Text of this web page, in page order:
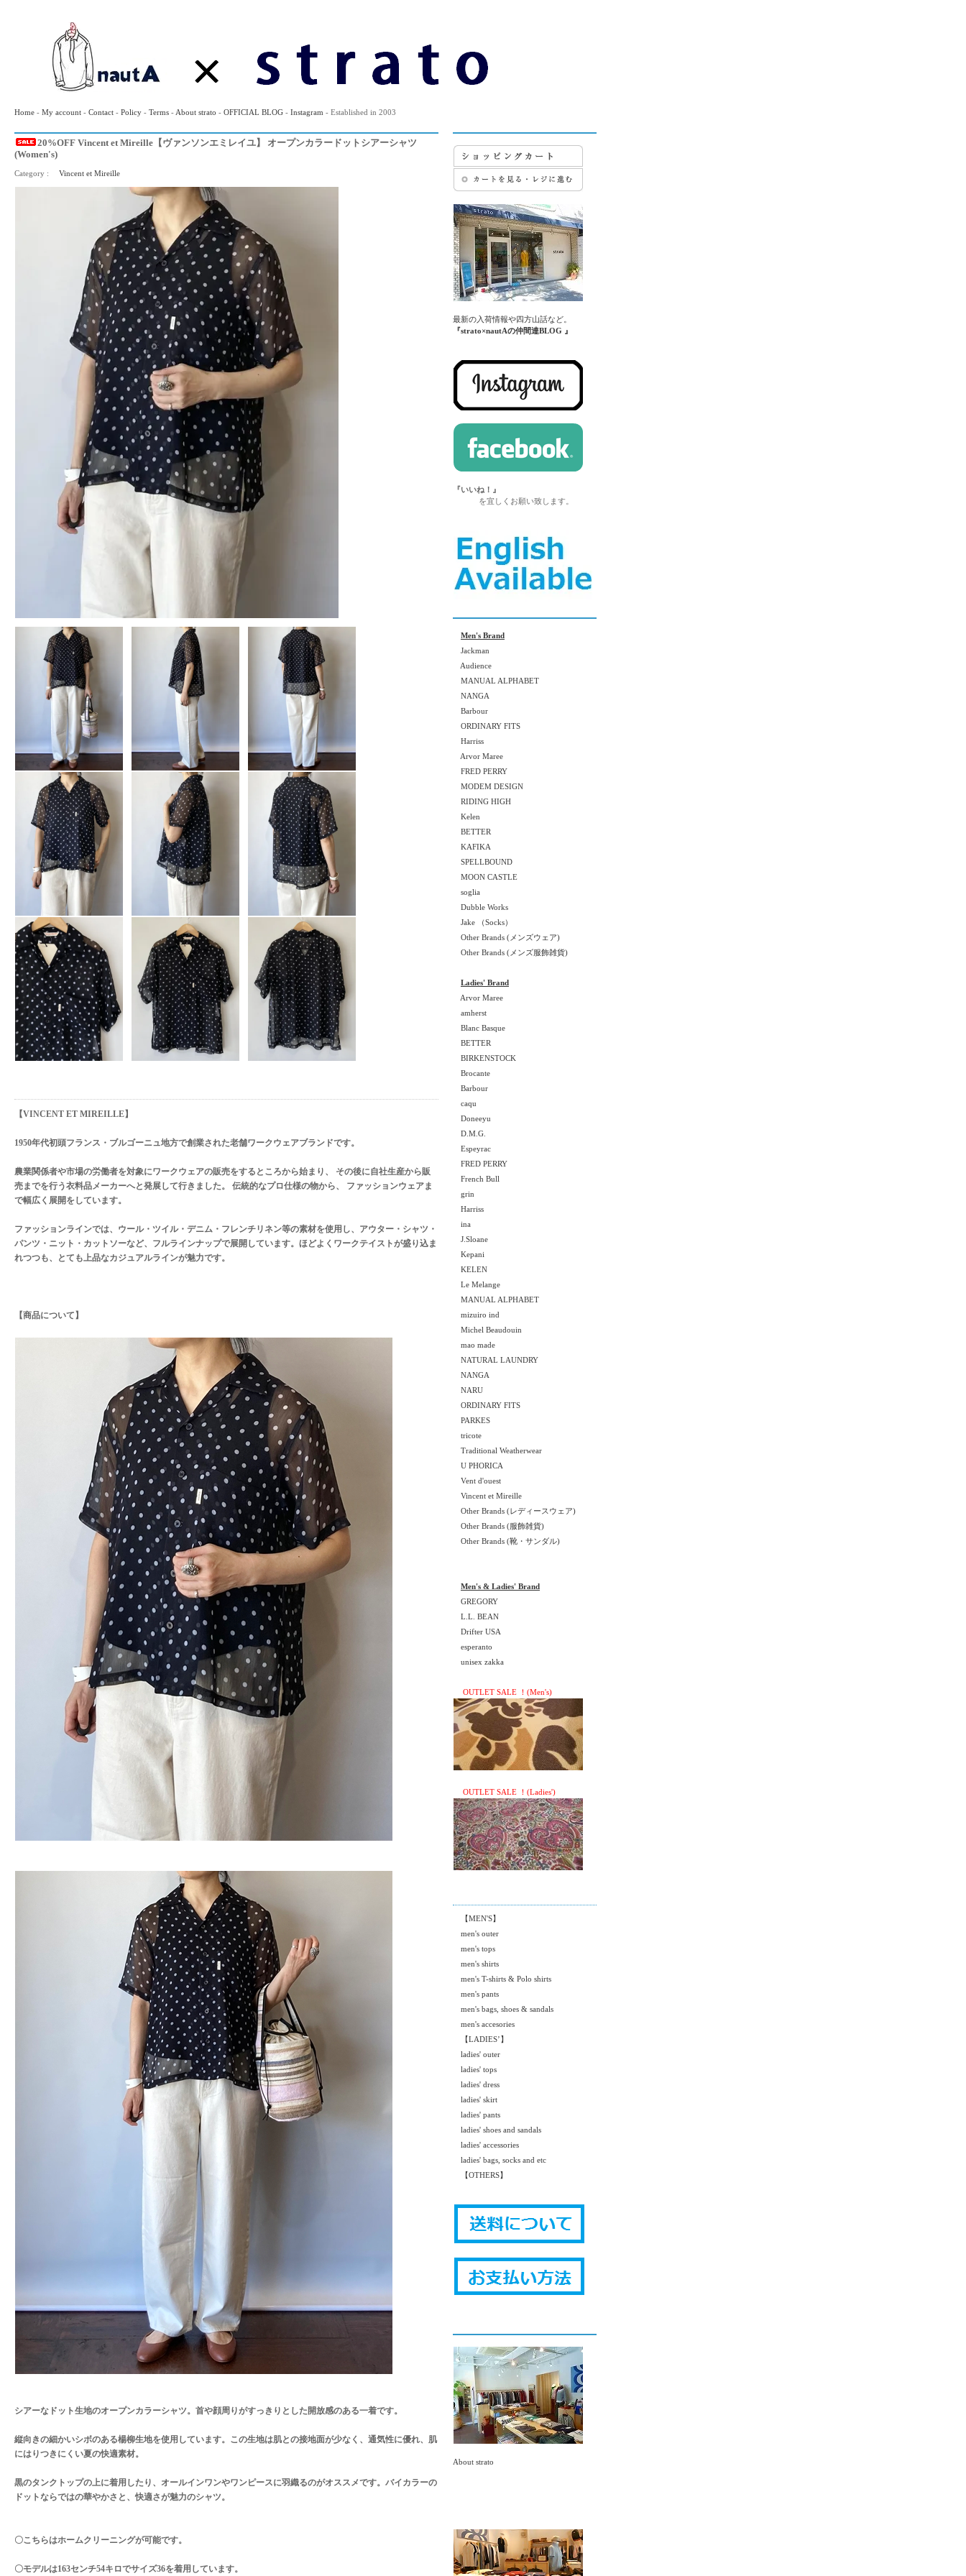
Home - My account - Contact - Policy - Terms - About strato - OFFICIAL BLOG - Instagram - Established in 2003
20%OFF Vincent et Mireille【ヴァンソンエミレイユ】 オープンカラードットシアーシャツ
(Women's)
Category : Vincent et Mireille
【VINCENT ET MIREILLE】
1950年代初頭フランス・ブルゴーニュ地方で創業された老舗ワークウェアブランドです。
農業関係者や市場の労働者を対象にワークウェアの販売をするところから始まり、 その後に自社生産から販
売までを行う衣料品メーカーへと発展して行きました。 伝統的なプロ仕様の物から、 ファッションウェアま
で幅広く展開をしています。
ファッションラインでは、ウール・ツイル・デニム・フレンチリネン等の素材を使用し、アウター・シャツ・
パンツ・ニット・カットソーなど、フルラインナップで展開しています。ほどよくワークテイストが盛り込ま
れつつも、とても上品なカジュアルラインが魅力です。
【商品について】
シアーなドット生地のオープンカラーシャツ。首や顔周りがすっきりとした開放感のある一着です。
縦向きの細かいシボのある楊柳生地を使用しています。この生地は肌との接地面が少なく、通気性に優れ、肌
にはりつきにくい夏の快適素材。
黒のタンクトップの上に着用したり、オールインワンやワンピースに羽織るのがオススメです。バイカラーの
ドットならではの華やかさと、快適さが魅力のシャツ。
〇こちらはホームクリーニングが可能です。
〇モデルは163センチ54キロでサイズ36を着用しています。
最新の入荷情報や四方山話など。
『strato×nautAの仲間達BLOG 』
『いいね！』
を宜しくお願い致します。
Men's Brand
Jackman
Audience
MANUAL ALPHABET
NANGA
Barbour
ORDINARY FITS
Harriss
Arvor Maree
FRED PERRY
MODEM DESIGN
RIDING HIGH
Kelen
BETTER
KAFIKA
SPELLBOUND
MOON CASTLE
soglia
Dubble Works
Jake （Socks）
Other Brands (メンズウェア)
Other Brands (メンズ服飾雑貨)
Ladies' Brand
Arvor Maree
amherst
Blanc Basque
BETTER
BIRKENSTOCK
Brocante
Barbour
caqu
Doneeyu
D.M.G.
Espeyrac
FRED PERRY
French Bull
grin
Harriss
ina
J.Sloane
Kepani
KELEN
Le Melange
MANUAL ALPHABET
mizuiro ind
Michel Beaudouin
mao made
NATURAL LAUNDRY
NANGA
NARU
ORDINARY FITS
PARKES
tricote
Traditional Weatherwear
U PHORICA
Vent d'ouest
Vincent et Mireille
Other Brands (レディースウェア)
Other Brands (服飾雑貨)
Other Brands (靴・サンダル)
Men's & Ladies' Brand
GREGORY
L.L. BEAN
Drifter USA
esperanto
unisex zakka
OUTLET SALE ！(Men's)
OUTLET SALE ！(Ladies')
【MEN'S】
men's outer
men's tops
men's shirts
men's T-shirts & Polo shirts
men's pants
men's bags, shoes & sandals
men's accesories
【LADIES’】
ladies' outer
ladies' tops
ladies' dress
ladies' skirt
ladies' pants
ladies' shoes and sandals
ladies' accessories
ladies' bags, socks and etc
【OTHERS】
About strato